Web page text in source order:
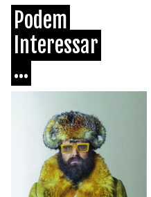
Podem
Interessar
...